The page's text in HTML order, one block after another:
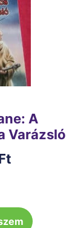
A
Varázsló